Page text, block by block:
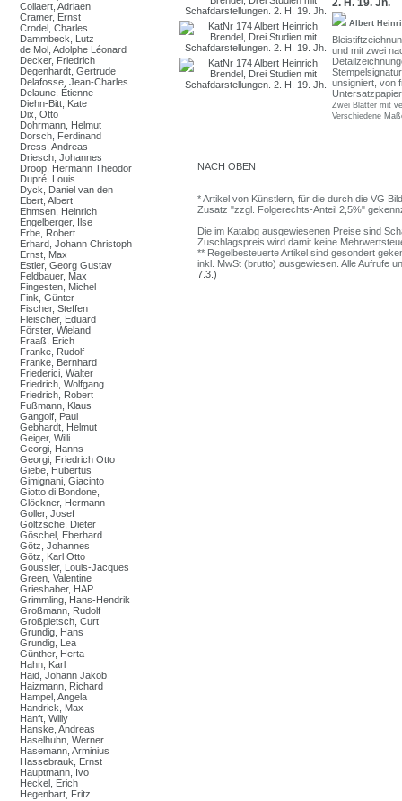
Collaert, Adriaen
Cramer, Ernst
Crodel, Charles
Dammbeck, Lutz
de Mol, Adolphe Léonard
Decker, Friedrich
Degenhardt, Gertrude
Delafosse, Jean-Charles
Delaune, Étienne
Diehn-Bitt, Kate
Dix, Otto
Dohrmann, Helmut
Dorsch, Ferdinand
Dress, Andreas
Driesch, Johannes
Droop, Hermann Theodor
Dupré, Louis
Dyck, Daniel van den
Ebert, Albert
Ehmsen, Heinrich
Engelberger, Ilse
Erbe, Robert
Erhard, Johann Christoph
Ernst, Max
Estler, Georg Gustav
Feldbauer, Max
Fingesten, Michel
Fink, Günter
Fischer, Steffen
Fleischer, Eduard
Förster, Wieland
Fraaß, Erich
Franke, Rudolf
Franke, Bernhard
Friederici, Walter
Friedrich, Wolfgang
Friedrich, Robert
Fußmann, Klaus
Gangolf, Paul
Gebhardt, Helmut
Geiger, Willi
Georgi, Hanns
Georgi, Friedrich Otto
Giebe, Hubertus
Gimignani, Giacinto
Giotto di Bondone,
Glöckner, Hermann
Goller, Josef
Goltzsche, Dieter
Göschel, Eberhard
Götz, Johannes
Götz, Karl Otto
Goussier, Louis-Jacques
Green, Valentine
Grieshaber, HAP
Grimmling, Hans-Hendrik
Großmann, Rudolf
Großpietsch, Curt
Grundig, Hans
Grundig, Lea
Günther, Herta
Hahn, Karl
Haid, Johann Jakob
Haizmann, Richard
Hampel, Angela
Handrick, Max
Hanft, Willy
Hanske, Andreas
Haselhuhn, Werner
Hasemann, Arminius
Hassebrauk, Ernst
Hauptmann, Ivo
Heckel, Erich
Hegenbart, Fritz
2. H. 19. Jh.
Albert
und mit zwei
unsigniert, von
Zwei Blätter mit
Verschiedene
NACH OBEN
* Artikel von Künstlern, für die durch die VG
Zusatz "zzgl. Folgerechts-Anteil 2,5%"
Die im Katalog ausgewiesenen Preise sind
Zuschlagspreis wird damit keine
** Regelbesteuerte Artikel sind gesondert
inkl. MwSt (brutto) ausgewiesen. Alle Aufrufe
7.3.)